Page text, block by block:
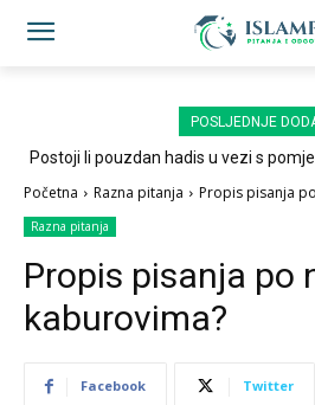
POSLJEDNJE
Postoji li pouzdan hadis u vezi s
Početna Razna pitanja Propis pisanja
Razna pitanja
Propis pisanja po
kaburovima?
Facebook Twitter